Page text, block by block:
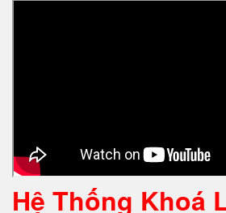
Hệ Thống Khoá